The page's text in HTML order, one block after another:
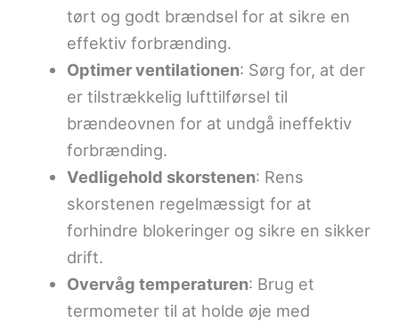
tørt og godt brændsel for at sikre en
effektiv forbrænding.
Optimer ventilationen: Sørg for, at der
er tilstrækkelig lufttilførsel til
brændeovnen for at undgå ineffektiv
forbrænding.
Vedligehold skorstenen: Rens
skorstenen regelmæssigt for at
forhindre blokeringer og sikre en sikker
drift.
Overvåg temperaturen: Brug et
termometer til at holde øje med